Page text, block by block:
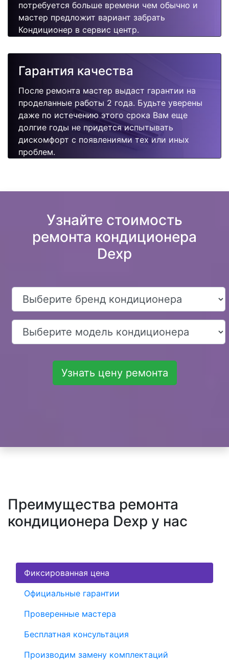
потребуется больше времени чем обычно и
мастер предложит вариант забрать
Кондиционер в сервис центр.
Гарантия качества
После ремонта мастер выдаст гарантии на
проделанные работы 2 года. Будьте уверены
даже по истечению этого срока Вам еще
долгие годы не придется испытывать
дискомфорт с появлениями тех или иных
проблем.
Узнайте стоимость
ремонта кондиционера
Dexp
Узнать цену ремонта
Преимущества ремонта
кондиционера Dexp у нас
Фиксированная цена
Официальные гарантии
Проверенные мастера
Бесплатная консультация
Производим замену комплектаций